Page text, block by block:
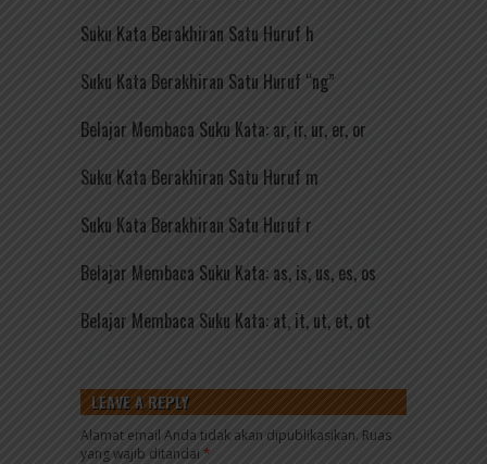
Suku Kata Berakhiran Satu Huruf h
Suku Kata Berakhiran Satu Huruf “ng”
Belajar Membaca Suku Kata: ar, ir, ur, er, or
Suku Kata Berakhiran Satu Huruf m
Suku Kata Berakhiran Satu Huruf r
Belajar Membaca Suku Kata: as, is, us, es, os
Belajar Membaca Suku Kata: at, it, ut, et, ot
LEAVE A REPLY
Alamat email Anda tidak akan dipublikasikan. Ruas
yang wajib ditandai *